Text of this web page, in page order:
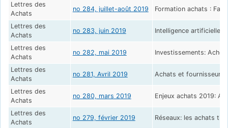
Lettres des
Achats
no 284, juillet-août 2019 Formation achats :
Lettres des
Achats
no 283, juin 2019 Intelligence artificielle:
Lettres des
Achats
no 282, mai 2019 Investissements:
Lettres des
Achats
no 281, Avril 2019 Achats et
Lettres des
Achats
no 280, mars 2019 Enjeux achats 2019:
Lettres des
Achats
no 279, février 2019 Réseaux: les achats